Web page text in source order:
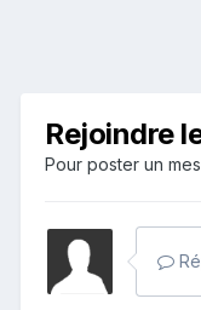
Rejoindre
Pour poster un